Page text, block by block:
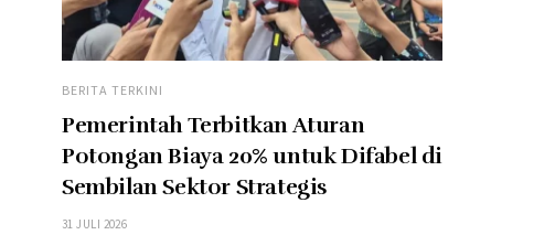
BERITA TERKINI
Pemerintah Terbitkan Aturan
Potongan Biaya 20% untuk Difabel di
Sembilan Sektor Strategis
31 JULI 2026